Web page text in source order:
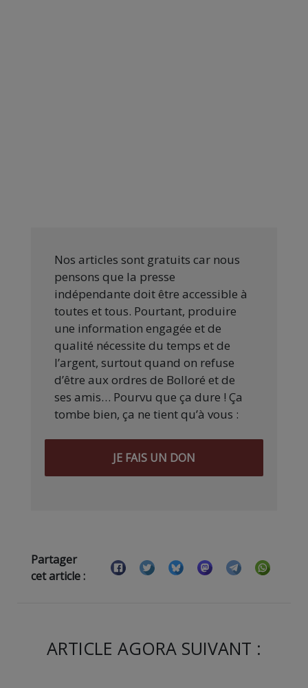
Nos articles sont gratuits car nous
pensons que la presse
indépendante doit être accessible à
toutes et tous. Pourtant, produire
une information engagée et de
qualité nécessite du temps et de
l’argent, surtout quand on refuse
d’être aux ordres de Bolloré et de
ses amis… Pourvu que ça dure ! Ça
tombe bien, ça ne tient qu’à vous :
JE FAIS UN DON
Partager
cet article :
ARTICLE AGORA SUIVANT :